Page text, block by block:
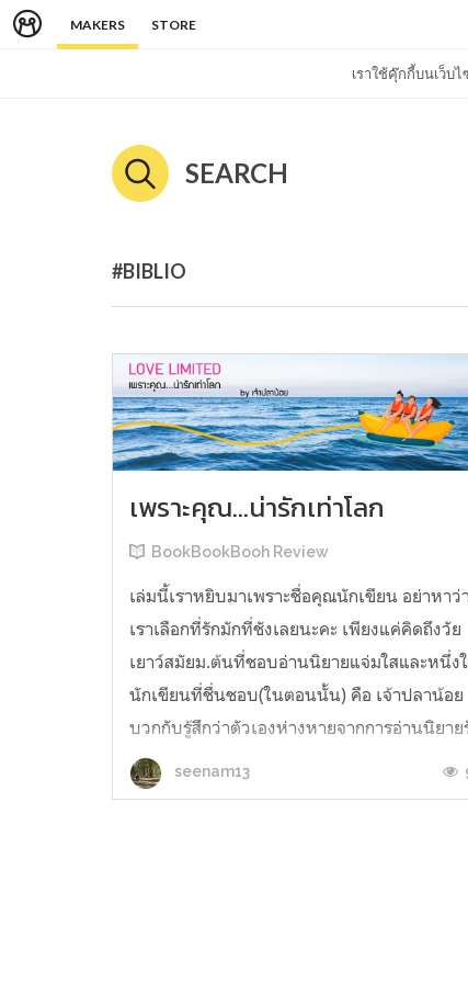
MAKERS STORE
เราใช้คุ๊กกี้บนเว็บ
SEARCH
#BIBLIO
เพราะคุณ...น่ารักเท่าโลก
BookBookBooh Review
เล่มนี้เราหยิบมาเพราะชื่อคุณนักเขียน อย่าหาว่า
เราเลือกที่รักมักที่ชังเลยนะคะ เพียงแค่คิดถึงวัย
เยาว์สมัยม.ต้นที่ชอบอ่านนิยายแจ่มใสและหนึ่ง
นักเขียนที่ชื่นชอบ(ในตอนนั้น) คือ เจ้าปลาน้อย
บวกกับรู้สึกว่าตัวเองห่างหายจากการอ่านนิยาย
มานานพอสมควร เลยอยากรู้ว่าอ่านแล้วจะยังรู้
ชุ่มชื่นหัวใจแบบเดิมมั้ย...
seenam13